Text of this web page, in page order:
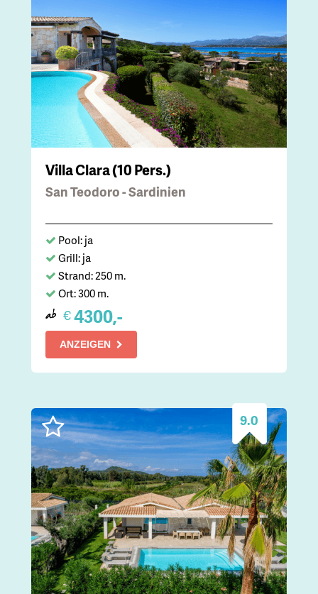
Villa Clara (10 Pers.)
San Teodoro - Sardinien
Pool: ja
Grill: ja
Strand: 250 m.
Ort: 300 m.
ab €4300,-
ANZEIGEN
9.0